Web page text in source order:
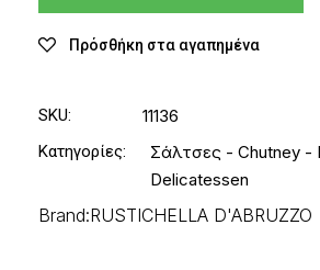
Πρόσθήκη στα αγαπημένα
SKU: 11136
Κατηγορίες: Σάλτσες - Chutney
Delicatessen
Brand:RUSTICHELLA D'ABRUZZO